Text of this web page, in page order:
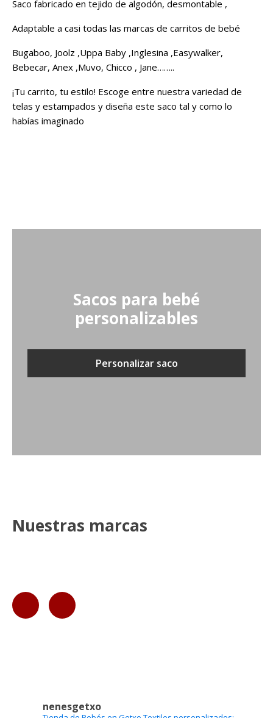
Saco fabricado en tejido de algodón, desmontable ,
Adaptable a casi todas las marcas de carritos de bebé
Bugaboo, Joolz ,Uppa Baby ,Inglesina ,Easywalker,
Bebecar, Anex ,Muvo, Chicco , Jane……..
¡Tu carrito, tu estilo! Escoge entre nuestra variedad de
telas y estampados y diseña este saco tal y como lo
habías imaginado
Sacos para bebé
personalizables
Personalizar saco
Nuestras marcas
nenesgetxo